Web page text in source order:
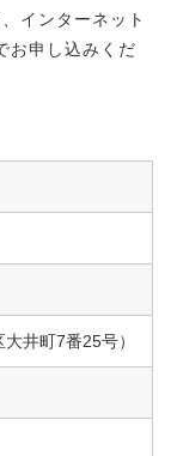
インターネット
お申し込みくだ
井町7番25号）